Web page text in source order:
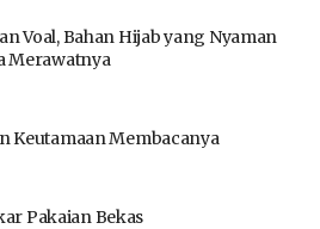
Voal, Bahan Hijab yang Nyaman
Merawatnya
Keutamaan Membacanya
Pakaian Bekas